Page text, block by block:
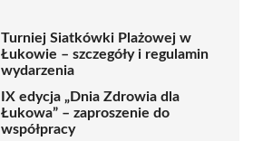
Turniej Siatkówki Plażowej w
Łukowie – szczegóły i regulamin
wydarzenia
IX edycja „Dnia Zdrowia dla
Łukowa” – zaproszenie do
współpracy